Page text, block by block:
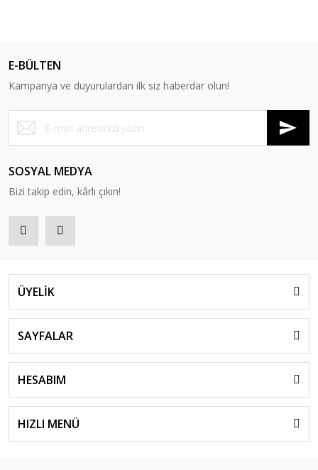
E-BÜLTEN
Kampanya ve duyurulardan ilk siz haberdar olun!
SOSYAL MEDYA
Bizi takip edin, kârlı çıkın!
ÜYELİK
SAYFALAR
HESABIM
HIZLI MENÜ